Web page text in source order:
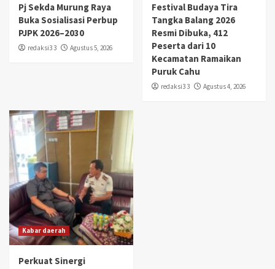
Pj Sekda Murung Raya
Buka Sosialisasi Perbup
PJPK 2026–2030
redaksi3 3 Agustus 5, 2026
Festival Budaya Tira
Tangka Balang 2026
Resmi Dibuka, 412
Peserta dari 10
Kecamatan Ramaikan
Puruk Cahu
redaksi3 3 Agustus 4, 2026
Kabar daerah
Perkuat Sinergi